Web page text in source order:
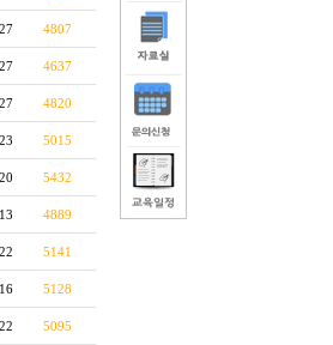
4807
4637
4820
5015
5432
4889
5141
5128
5095